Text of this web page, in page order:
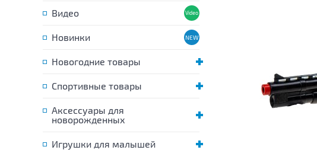
Видео
Новинки
Новогодние товары
Спортивные товары
Аксессуары для
новорожденных
Игрушки для малышей